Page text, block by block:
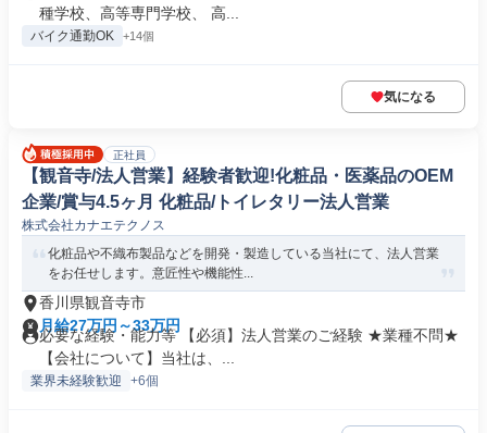
種学校、高等専門学校、 高...
バイク通勤OK +14個
気になる
正社員
【観音寺/法人営業】経験者歓迎!化粧品・医薬品のOEM
企業/賞与4.5ヶ月 化粧品/トイレタリー法人営業
株式会社カナエテクノス
化粧品や不織布製品などを開発・製造している当社にて、法人営業
をお任せします。意匠性や機能性...
香川県観音寺市
月給27万円～33万円
必要な経験・能力等 【必須】法人営業のご経験 ★業種不問★
【会社について】当社は、...
業界未経験歓迎 +6個